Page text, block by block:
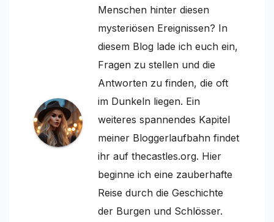
Menschen hinter diesen
mysteriösen Ereignissen? In
diesem Blog lade ich euch ein,
Fragen zu stellen und die
Antworten zu finden, die oft
im Dunkeln liegen. Ein
weiteres spannendes Kapitel
meiner Bloggerlaufbahn findet
ihr auf thecastles.org. Hier
beginne ich eine zauberhafte
Reise durch die Geschichte
der Burgen und Schlösser.